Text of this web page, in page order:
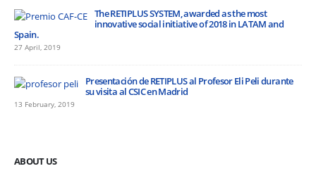
The RETIPLUS SYSTEM, awarded as the most
innovative social initiative of 2018 in LATAM and
Spain.
27 April, 2019
Presentación de RETIPLUS al Profesor Eli Peli durante
su visita al CSIC en Madrid
13 February, 2019
ABOUT US